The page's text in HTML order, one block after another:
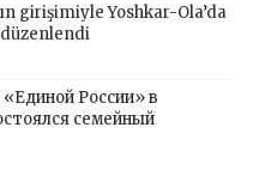
girişimiyle Yoshkar-Ola’da
России» в
семейный